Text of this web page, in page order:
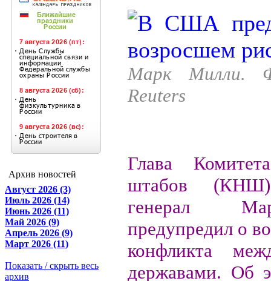
Архив новостей
Август 2026 (3)
Июль 2026 (14)
Июнь 2026 (11)
Май 2026 (9)
Апрель 2026 (9)
Март 2026 (11)
Показать / скрыть весь
архив
Марк Милли.
Reuters
Глава
штабов
генерал
предупредил о
конфликта
державами. Об